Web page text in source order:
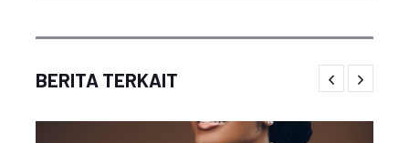
BERITA TERKAIT